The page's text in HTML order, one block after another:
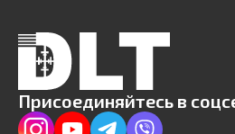
Присоединяйтесь в